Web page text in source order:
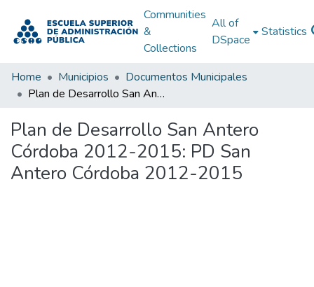
Communities
&
Collections
All of
DSpace
Statistics
Home Municipios
Documentos Municipales
Plan de Desarrollo San Antero Córdoba 2012-2015: PD San Antero Córdoba 2012-2015
Plan de Desarrollo San Antero
Córdoba 2012-2015: PD San
Antero Córdoba 2012-2015